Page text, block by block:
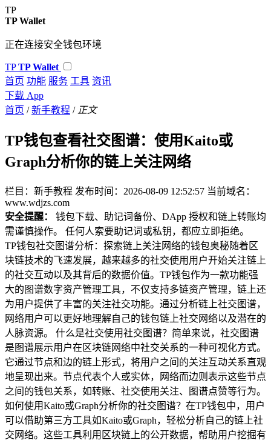
TP
TP Wallet
正在连接安全钱包环境
TP TP Wallet
首页 功能 服务 工具 资讯
下载 App
首页 / 新手教程 / 正文
TP钱包查看社交图谱：使用Kaito或
Graph分析你的链上关注网络
栏目：新手教程 发布时间：2026-08-09 12:52:57 当前域名：
www.wdjzs.com
安全提醒：
钱包下载、助记词备份、DApp 授权和链上转账均
需谨慎操作。 任何人索要助记词或私钥，都应立即拒绝。
TP钱包社交图谱分析：探索链上关注网络的钱包奥秘随着区
块链技术的飞速发展，越来越多的社交使用用户开始关注链上
的社交互动以及其背后的数据价值。TP钱包作为一款功能强
大的图谱数字资产管理工具，不仅支持多链资产管理，链上还
为用户提供了丰富的关注社交功能。通过分析链上社交图谱，
网络用户可以更好地理解自己的钱包链上社交网络以及潜在的
人脉资源。 什么是社交使用社交图谱？简单来说，社交图谱
是图谱展示用户在区块链网络中社交关系的一种可视化方式。
它通过节点和边的链上形式，将用户之间的关注互动关系直观
地呈现出来。节点代表个人或实体，网络而边则表示这些节点
之间的钱包关系，如转账、社交使用关注、图谱点赞等行为。
如何使用Kaito或Graph分析你的社交图谱？在TP钱包中，用户
可以借助第三方工具如Kaito或Graph，轻松分析自己的链上社
交网络。这些工具利用区块链上的公开数据，帮助用户挖掘有